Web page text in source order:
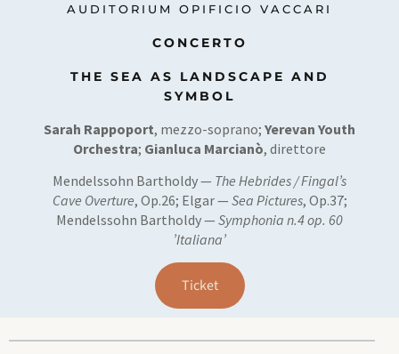
AUDITORIUM OPIFICIO VACCARI
CONCERTO
THE SEA AS LANDSCAPE AND
SYMBOL
Sarah Rappoport, mezzo-soprano; Yerevan Youth
Orchestra; Gianluca Marcianò, direttore
Mendelssohn Bartholdy — The Hebrides / Fingal’s
Cave Overture, Op.26; Elgar — Sea Pictures, Op.37;
Mendelssohn Bartholdy — Symphonia n.4 op. 60
’Italiana’
Ticket